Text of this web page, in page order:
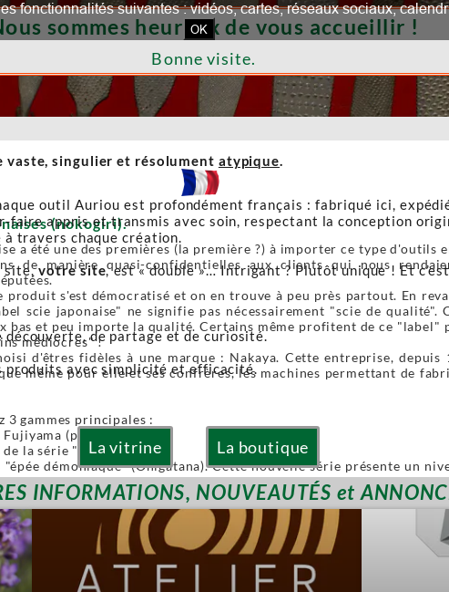
La vitrine La boutique
(nokogiri).
a été une des premières (la première ?) à importer ce type d'outils
de manière quasi-confidentielles aux clients qui nous
s'est démocratisé et on en trouve à peu près partout. En
scie japonaise" ne signifie pas nécessairement "scie de qualité".
bas et peu importe la qualité. Certains même profitent de ce
médiocres" !
d'êtres fidèles à une marque : Nakaya. Cette entreprise,
même pour elle et ses confrères, les machines permettant de
3 gammes principales :
Fujiyama (pliables)
de la série "Or" (Gold)
"épée démoniaque" (Onigatana). Cette nouvelle série présente un
la main tout en conservant l'avantage d'une lame interchangeable.
sont à lames interchangeables.
aussi quelques produits spécifiques :
: l'équivalent japonais de nos scies à guichet.
: parfaite pour araser les tenons.
sommes heureux de vous accueillir !
Bonne visite.
vaste, singulier et résolument atypique.
outil Auriou est profondément français : fabriqué ici,
faire appris et transmis avec soin, respectant la conception
travers chaque création.
site,votre site, est « double »… Intrigant ? Plutôt unique ! Et
découverte, de partage et de curiosité.
produits avec simplicité et efficacité.
INFORMATIONS, NOUVEAUTÉS et
fonctionnalités suivantes : vidéos, cartes, réseaux sociaux,
OK